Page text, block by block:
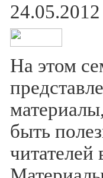
24.05.2012
На этом
быть
читателей